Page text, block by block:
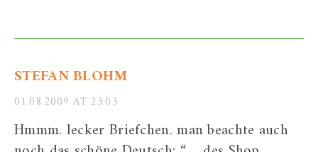
STEFAN BLOHM
01.08.2009 AT 23:03
Hmmm. lecker Briefchen. man beachte auch